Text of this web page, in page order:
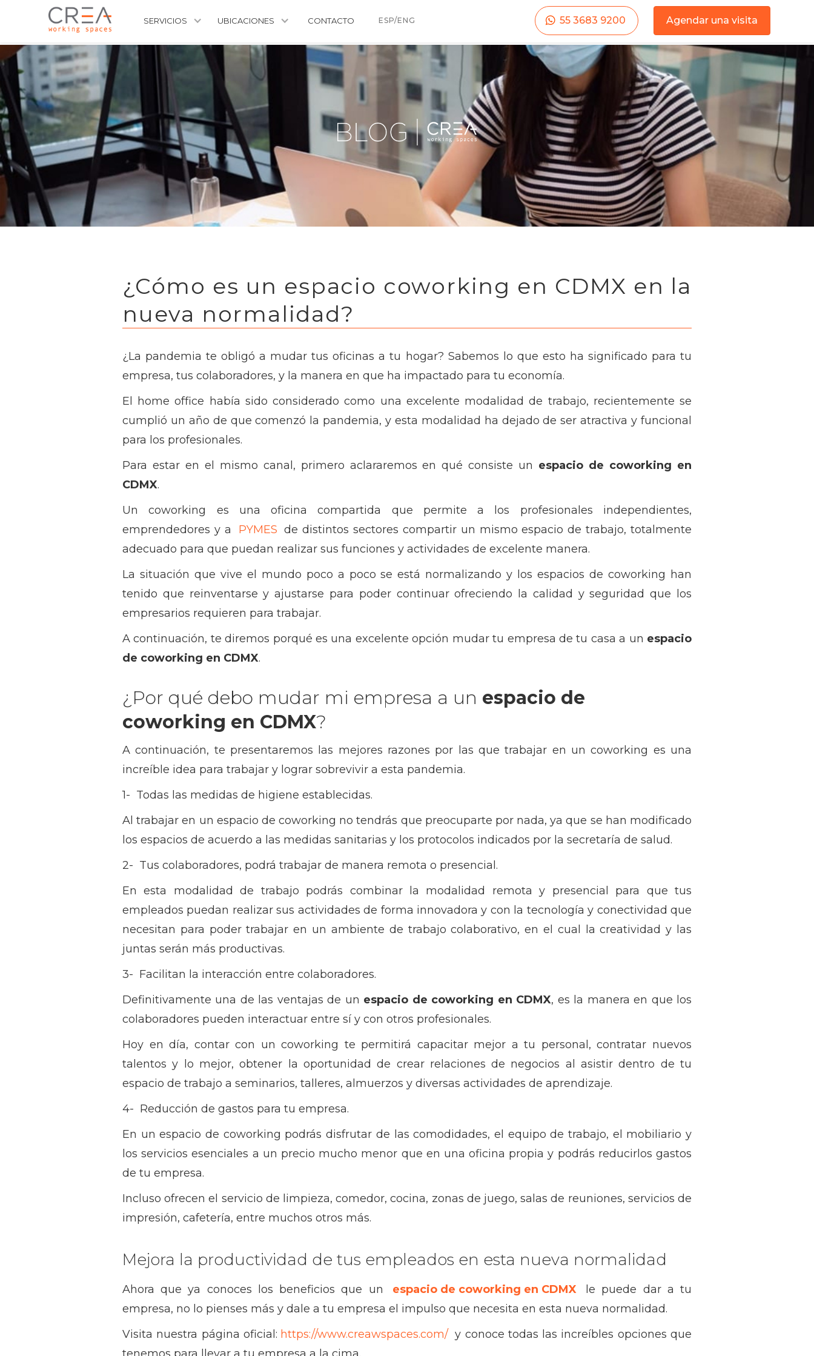
SERVICIOS UBICACIONES CONTACTO ESP/ENG Agendar una visita
55 3683 9200
¿Cómo es un espacio coworking en CDMX en la
nueva normalidad?
¿La pandemia te obligó a mudar tus oficinas a tu hogar? Sabemos lo que esto ha significado para tu
empresa, tus colaboradores, y la manera en que ha impactado para tu economía.
El home office había sido considerado como una excelente modalidad de trabajo, recientemente se
cumplió un año de que comenzó la pandemia, y esta modalidad ha dejado de ser atractiva y funcional
para los profesionales.
Para estar en el mismo canal, primero aclararemos en qué consiste un espacio de coworking en
CDMX.
Un coworking es una oficina compartida que permite a los profesionales independientes,
emprendedores y a
PYMES de distintos sectores compartir un mismo espacio de trabajo, totalmente
adecuado para que puedan realizar sus funciones y actividades de excelente manera.
La situación que vive el mundo poco a poco se está normalizando y los espacios de coworking han
tenido que reinventarse y ajustarse para poder continuar ofreciendo la calidad y seguridad que los
empresarios requieren para trabajar.
A continuación, te diremos porqué es una excelente opción mudar tu empresa de tu casa a un espacio
de coworking en CDMX.
¿Por qué debo mudar mi empresa a un espacio de
coworking en CDMX?
A continuación, te presentaremos las mejores razones por las que trabajar en un coworking es una
increíble idea para trabajar y lograr sobrevivir a esta pandemia.
1- Todas las medidas de higiene establecidas.
Al trabajar en un espacio de coworking no tendrás que preocuparte por nada, ya que se han modificado
los espacios de acuerdo a las medidas sanitarias y los protocolos indicados por la secretaría de salud.
2- Tus colaboradores, podrá trabajar de manera remota o presencial.
En esta modalidad de trabajo podrás combinar la modalidad remota y presencial para que tus
empleados puedan realizar sus actividades de forma innovadora y con la tecnología y conectividad que
necesitan para poder trabajar en un ambiente de trabajo colaborativo, en el cual la creatividad y las
juntas serán más productivas.
3- Facilitan la interacción entre colaboradores.
Definitivamente una de las ventajas de un espacio de coworking en CDMX, es la manera en que los
colaboradores pueden interactuar entre sí y con otros profesionales.
Hoy en día, contar con un coworking te permitirá capacitar mejor a tu personal, contratar nuevos
talentos y lo mejor, obtener la oportunidad de crear relaciones de negocios al asistir dentro de tu
espacio de trabajo a seminarios, talleres, almuerzos y diversas actividades de aprendizaje.
4- Reducción de gastos para tu empresa.
En un espacio de coworking podrás disfrutar de las comodidades, el equipo de trabajo, el mobiliario y
los servicios esenciales a un precio mucho menor que en una oficina propia y podrás reducirlos gastos
de tu empresa.
Incluso ofrecen el servicio de limpieza, comedor, cocina, zonas de juego, salas de reuniones, servicios de
impresión, cafetería, entre muchos otros más.
Mejora la productividad de tus empleados en esta nueva normalidad
Ahora que ya conoces los beneficios que un espacio de coworking en CDMX
le puede dar a tu
empresa, no lo pienses más y dale a tu empresa el impulso que necesita en esta nueva normalidad.
Visita nuestra página oficial: https://www.creawspaces.com/ y conoce todas las increíbles opciones que